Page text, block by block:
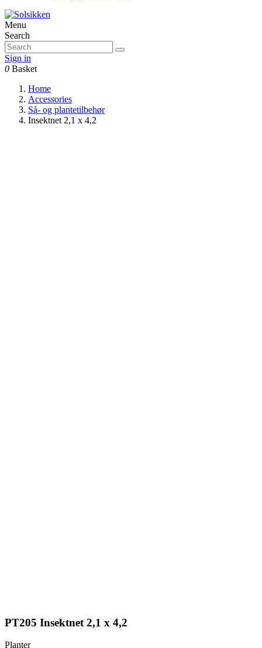
Menu
Search
Sign in
0 Basket
Home
Accessories
Så- og plantetilbehør
Insektnet 2,1 x 4,2
PT205 Insektnet 2,1 x 4,2
Planter